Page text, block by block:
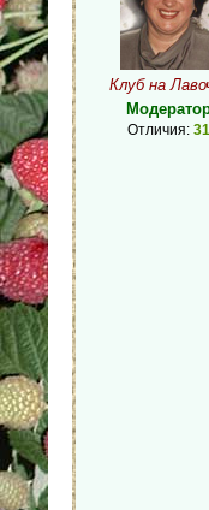
Клуб на
Отличия: 31